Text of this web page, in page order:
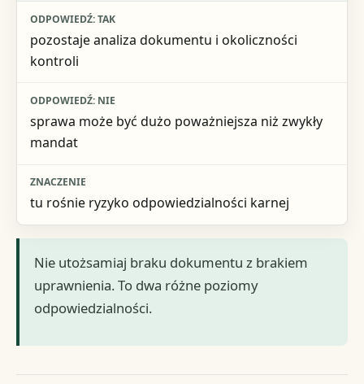
pozostaje analiza dokumentu i okoliczności
kontroli
sprawa może być dużo poważniejsza niż zwykły
mandat
tu rośnie ryzyko odpowiedzialności karnej
Nie utożsamiaj braku dokumentu z brakiem
uprawnienia. To dwa różne poziomy
odpowiedzialności.